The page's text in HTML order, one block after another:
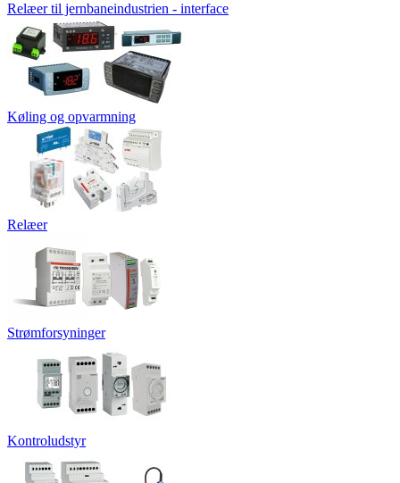
Relæer til jernbaneindustrien - interface
Køling og opvarmning
Relæer
Strømforsyninger
Kontroludstyr